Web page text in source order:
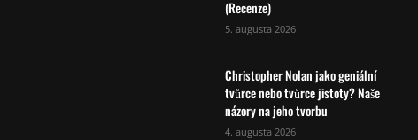
(Recenze)
5. augusta 2026
Christopher Nolan jako geniální
tvůrce nebo tvůrce jistoty? Naše
názory na jeho tvorbu
4. augusta 2026